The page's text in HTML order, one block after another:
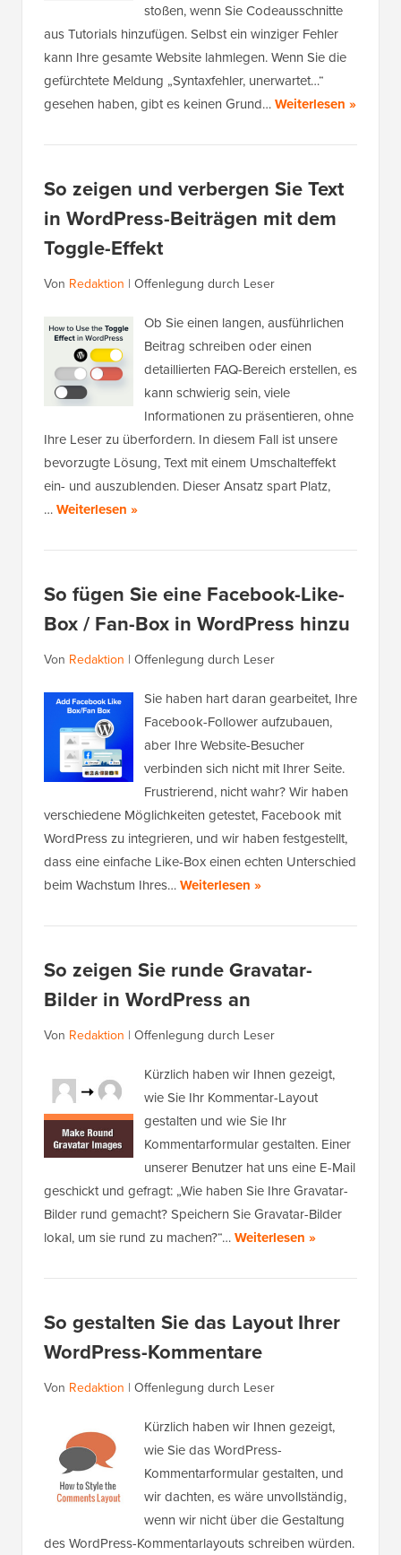
stoßen, wenn Sie Codeausschnitte
aus Tutorials hinzufügen. Selbst ein winziger Fehler
kann Ihre gesamte Website lahmlegen. Wenn Sie die
gefürchtete Meldung „Syntaxfehler, unerwartet…“
gesehen haben, gibt es keinen Grund…Weiterlesen »
So zeigen und verbergen Sie Text
in WordPress-Beiträgen mit dem
Toggle-Effekt
Von Redaktion | Offenlegung durch Leser
Ob Sie einen langen, ausführlichen
Beitrag schreiben oder einen
detaillierten FAQ-Bereich erstellen, es
kann schwierig sein, viele
Informationen zu präsentieren, ohne
Ihre Leser zu überfordern. In diesem Fall ist unsere
bevorzugte Lösung, Text mit einem Umschalteffekt
ein- und auszublenden. Dieser Ansatz spart Platz,
…Weiterlesen »
So fügen Sie eine Facebook-Like-
Box / Fan-Box in WordPress hinzu
Von Redaktion | Offenlegung durch Leser
Sie haben hart daran gearbeitet, Ihre
Facebook-Follower aufzubauen,
aber Ihre Website-Besucher
verbinden sich nicht mit Ihrer Seite.
Frustrierend, nicht wahr? Wir haben
verschiedene Möglichkeiten getestet, Facebook mit
WordPress zu integrieren, und wir haben festgestellt,
dass eine einfache Like-Box einen echten Unterschied
beim Wachstum Ihres…Weiterlesen »
So zeigen Sie runde Gravatar-
Bilder in WordPress an
Von Redaktion | Offenlegung durch Leser
Kürzlich haben wir Ihnen gezeigt,
wie Sie Ihr Kommentar-Layout
gestalten und wie Sie Ihr
Kommentarformular gestalten. Einer
unserer Benutzer hat uns eine E-Mail
geschickt und gefragt: „Wie haben Sie Ihre Gravatar-
Bilder rund gemacht? Speichern Sie Gravatar-Bilder
lokal, um sie rund zu machen?“…Weiterlesen »
So gestalten Sie das Layout Ihrer
WordPress-Kommentare
Von Redaktion | Offenlegung durch Leser
Kürzlich haben wir Ihnen gezeigt,
wie Sie das WordPress-
Kommentarformular gestalten, und
wir dachten, es wäre unvollständig,
wenn wir nicht über die Gestaltung
des WordPress-Kommentarlayouts schreiben würden.